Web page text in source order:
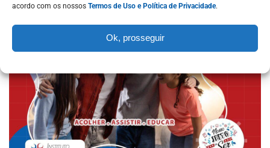
acordo com os nossos Termos de Uso e Política de Privacidade.
Ok, prosseguir